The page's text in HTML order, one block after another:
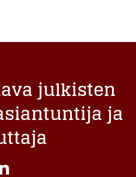
julkisten
ja